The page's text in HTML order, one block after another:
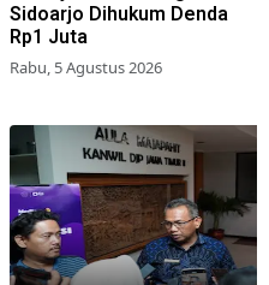
Sidoarjo Dihukum Denda
Rp1 Juta
Rabu, 5 Agustus 2026